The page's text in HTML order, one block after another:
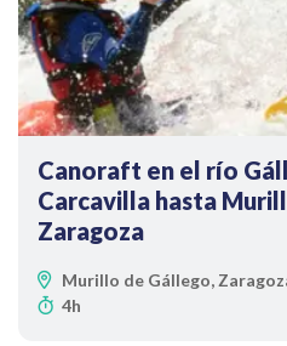
Canoraft en el río
Carcavilla hasta
Zaragoza
Murillo de Gállego,
4h